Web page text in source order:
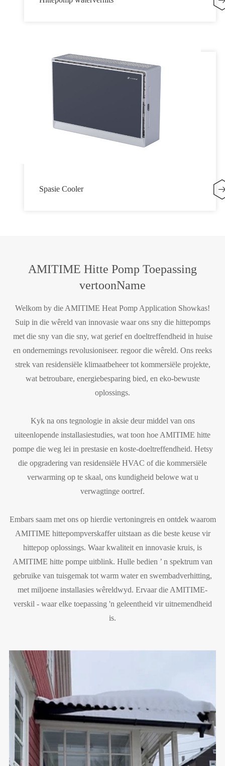
Spasie Cooler
AMITIME Hitte Pomp Toepassing
vertoonName
Welkom by die AMITIME Heat Pomp Application Showkas!
Suip in die wêreld van innovasie waar ons sny die hittepomps
met die sny van die sny, wat gerief en doeltreffendheid in huise
en ondernemings revolusioniseer. regoor die wêreld. Ons reeks
strek van residensiële klimaatbeheer tot kommersiële projekte,
wat betroubare, energiebesparing bied, en eko-bewuste
oplossings.
Kyk na ons tegnologie in aksie deur middel van ons
uiteenlopende installasiestudies, wat toon hoe AMITIME hitte
pompe die weg lei in prestasie en koste-doeltreffendheid. Hetsy
die opgradering van residensiële HVAC of die kommersiële
verwarming op te skaal, ons kundigheid belowe wat u
verwagtinge oortref.
Embars saam met ons op hierdie vertoningreis en ontdek waarom
AMITIME hittepompverskaffer uitstaan as die beste keuse vir
hittepop oplossings. Waar kwaliteit en innovasie kruis, is
AMITIME hitte pompe uitblink. Hulle bedien ’ n spektrum van
gebruike van tuisgemak tot warm water en swembadverhitting,
met miljoene installasies wêreldwyd. Ervaar die AMITIME-
verskil - waar elke toepassing 'n geleentheid vir uitnemendheid
is.